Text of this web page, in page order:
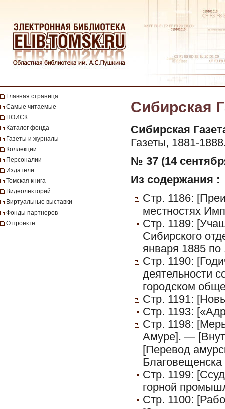
Главная страница
Самые читаемые
ПОИСК
Каталог фонда
Газеты и журналы
Коллекции
Персоналии
Издатели
Томская книга
Видеолекторий
Виртуальные выставки
Фонды партнеров
О проекте
Сибирская
Сибирская
Газеты, 1881-
№ 37 (14
Из содержания :
Стр. 1186:
местностях
Стр. 1189:
Сибирского
января 1885
Стр. 1190:
деятельности
городском
Стр. 1191:
Стр. 1193:
Стр. 1198:
Амуре]. —
[Перевод
Стр. 1199:
горной
Стр. 1100: